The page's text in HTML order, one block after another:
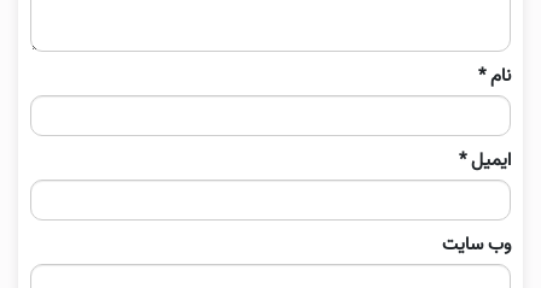
نام*
ایمیل*
وب‌ سایت